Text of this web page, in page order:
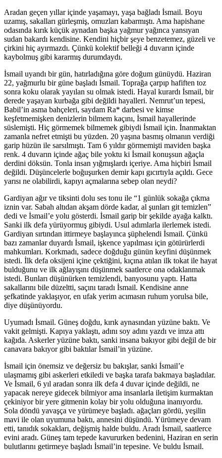
Aradan geçen yıllar içinde yaşamayı, yaşa bağladı İsmail. Boyu
uzamış, sakalları gürleşmiş, omuzları kabarmıştı. Ama hapishane
odasında kırık küçük aynadan başka yağmur yağınca yansıyan
sudan bakardı kendisine. Kendini hiçbir şeye benzetemez, güzeli ve
çirkini hiç ayırmazdı. Çünkü kolektif belleği 4 duvarın içinde
kaybolmuş gibi kararmış durumdaydı.
İsmail uyandı bir gün, hatırladığına göre doğum günüydü. Haziran
22, yağmurlu bir güne başladı İsmail. Toprağa çarpıp hafiften toz
sonra koku olarak yayılan su olmak istedi. Hayal kurardı İsmail, bir
derede yaşayan kurbağa gibi değildi hayalleri. Nemrut’un tepesi,
Babil’in asma bahçeleri, saydam Ra* darbesi ve kimse
keşfetmemişken denizlerin bilmem kaçını, İsmail hayallerinde
süslemişti. Hiç görmemek bilmemek gibiydi İsmail için. İnanmaktan
zamanla nefret etmişti bu yüzden. 20 yaşına basmış olmanın verdiği
garip hüzün ile sarsılmıştı. Tam 6 yıldır görmemişti maviden başka
renk. 4 duvarın içinde ağaç bile yoktu ki İsmail konuşsun ağaçla
derdini döksün. Tonla insan yığmışlardı içeriye. Ama hiçbiri İsmail
değildi. Düşüncelerle boğuşurken demir kapı gıcırtıyla açıldı. Gece
yarısı ne olabilirdi, kapıyı açmalarına sebep olan neydi?
Gardiyan ağır ve tiksinti dolu ses tonu ile “1 günlük sokağa çıkma
iznin var. Sabah altıdan akşam dörde kadar, al şunları git temizlen”
dedi ve İsmail’e yolu gösterdi. İsmail garip bir şekilde ayağa kalktı.
Sanki ilk defa yürüyormuş gibiydi. Usul adımlarla ilerlemek istedi.
Gardiyan sırtından ittirmeye başlayınca şüphelendi İsmail. Çünkü
bazı zamanlar duyardı İsmail, işkence yapılması için götürürlerdi
mahkumları. Korkmadı, sadece doğduğu günün keyfini düşünmek
istedi. İlk defa oksijeni içine çektiğini, kıçına atılan ilk tokat ile hayat
bulduğunu ve ilk ağlayışını düşünmek saatlerce ona odaklanmak
istedi. Bunları düşünürken temizlendi, banyosunu yaptı. Hatta
sakallarını bile düzeltti, saçını taradı İsmail. Kendisine anne
şefkatinde yaklaşıyor, en ufak yerim acımasın ruhum yorulsa bile,
diye düşünüyordu.
Uyumadı İsmail. Güneş doğdu, kırık aynasından yüzüne baktı. Ve
vakit gelmişti. Kapıya yaklaştı, adını soy adını yazdı ve imza attı
kağıda. Askerler yüzüne baktı, sanki insana bakıyor gibi değil de bir
canavara bakıyor gibi baktılar İsmail’in yüzüne.
İsmail için önemsiz ve değersiz bu bakışlar, sanki İsmail’e
ulaşmamış gibi askerleri etkiledi ve başka tarafa bakmaya başladılar.
Ve İsmail, 6 yıl aradan sonra ilk defa 4 duvar içinde değildi, ne
yapacak nereye gidecek bilmiyor ama insanlarla iletişim kurmaktan
çekiniyor bir yere gitmenin kolay bir yolu olduğuna inanıyordu.
Sola döndü yavaşça ve yürümeye başladı. ağaçları gördü, yeşilin
mavi ile olan uyumuna baktı, annesini düşündü. Yürümeye devam
etti, tanıdık sokakları, değişmiş halde buldu. Aradı İsmail, saatlerce
evini aradı. Güneş tam tepede kavururken bedenini, Haziran en serin
bulutlarını getirmeye başladı İsmail’in tepesine. Ve buldu İsmail.